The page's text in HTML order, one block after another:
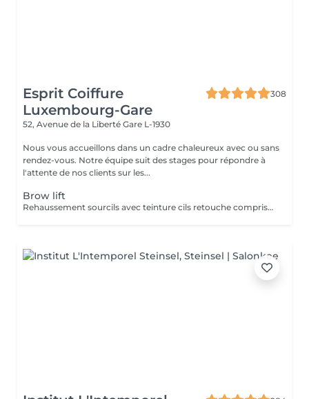
Esprit Coiffure
Luxembourg-Gare
308
52, Avenue de la Liberté Gare L-1930
Nous vous accueillons dans un cadre chaleureux avec ou sans
rendez-vous. Notre équipe suit des stages pour répondre à
l'attente de nos clients sur les...
Brow lift
Rehaussement sourcils avec teinture cils retouche comprise dans le prix